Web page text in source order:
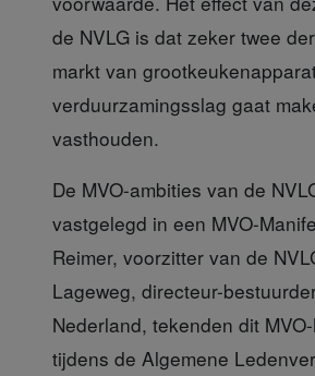
de NVLG is dat zeker twee
markt van
verduurzamingsslag gaat
vasthouden.
De MVO-ambities van de
vastgelegd in een MVO-
Reimer, voorzitter van de
Lageweg, directeur-
Nederland, tekenden dit
tijdens de Algemene